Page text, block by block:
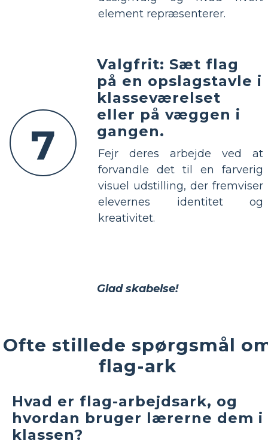
element repræsenterer.
7
Valgfrit: Sæt flag
på en opslagstavle i
klasseværelset
eller på væggen i
gangen.
Fejr deres arbejde ved at
forvandle det til en farverig
visuel udstilling, der fremviser
elevernes identitet og
kreativitet.
Glad skabelse!
Ofte stillede spørgsmål
flag-ark
Hvad er flag-arbejdsark, og
hvordan bruger lærerne dem i
klassen?